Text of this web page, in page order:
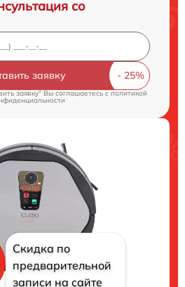
со
заявку
заявку" Вы соглашаетесь cполитикой
Скидка по
предварительной
записи на сайте